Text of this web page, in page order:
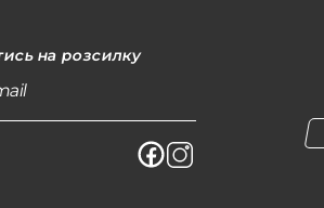
на розсилку